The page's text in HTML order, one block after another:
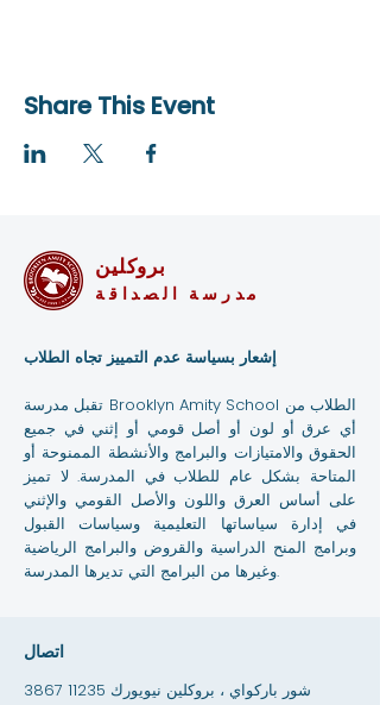
Share This Event
بروكلين
مدرسة الصداقة
إشعار بسياسة عدم التمييز تجاه الطلاب
تقبل مدرسة Brooklyn Amity School الطلاب من
أي عرق أو لون أو أصل قومي أو إثني في جميع
الحقوق والامتيازات والبرامج والأنشطة الممنوحة أو
المتاحة بشكل عام للطلاب في المدرسة. لا تميز
على أساس العرق واللون والأصل القومي والإثني
في إدارة سياساتها التعليمية وسياسات القبول
وبرامج المنح الدراسية والقروض والبرامج الرياضية
وغيرها من البرامج التي تديرها المدرسة.
اتصال
3867 شور باركواي ، بروكلين نيويورك 11235